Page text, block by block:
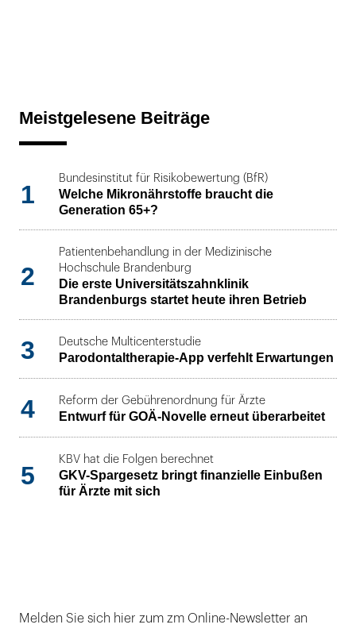
Meistgelesene Beiträge
1
Bundesinstitut für Risikobewertung (BfR)
Welche Mikronährstoffe braucht die
Generation 65+?
2
Patientenbehandlung in der Medizinische
Hochschule Brandenburg
Die erste Universitätszahnklinik
Brandenburgs startet heute ihren Betrieb
3 Deutsche Multicenterstudie
Parodontaltherapie-App verfehlt Erwartungen
4 Reform der Gebührenordnung für Ärzte
Entwurf für GOÄ-Novelle erneut überarbeitet
5
KBV hat die Folgen berechnet
GKV-Spargesetz bringt finanzielle Einbußen
für Ärzte mit sich
Melden Sie sich hier zum zm Online-Newsletter an